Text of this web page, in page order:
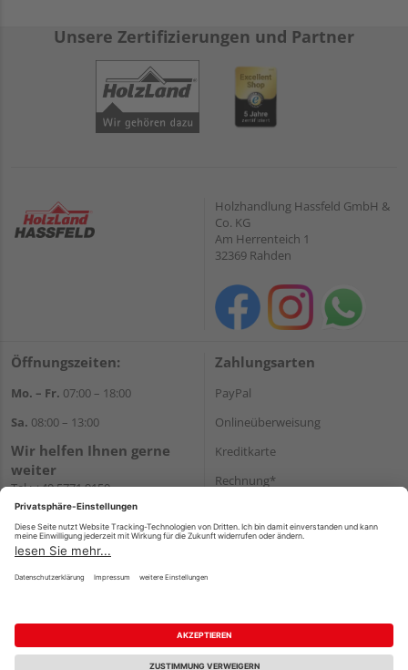
Unsere Zertifizierungen und Partner
Holzhandlung Hassfeld GmbH &
Co. KG
Am Herrenteich 1
32369 Rahden
Öffnungszeiten:
Mo. – Fr. 07:00 – 18:00
Sa. 08:00 – 13:00
Wir helfen Ihnen gerne
weiter
Tel.:+49 5771 9150
E-Mail:info@holz-hassfeld.de
WhatsApp
Zahlungsarten
PayPal
Onlineüberweisung
Kreditkarte
Rechnung*
Versand
Impressum AGB Widerruf
Datenschutz
Reservierungsbedingungen
Vertrag widerrufen